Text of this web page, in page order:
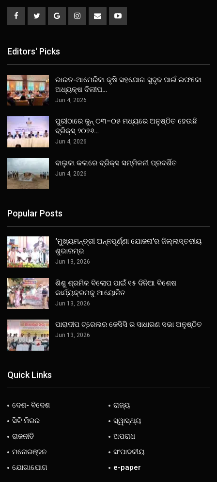
Editors' Picks
ଭାରତ-ଆମେରିକା କୃଷି ସହଯୋଗ ସୁଦୃଢ ପାଇଁ ଇଫକୋ
ଅଧ୍ୟକ୍ଷ ଦିଲୀପ…
Jun 4, 2026
ପୁରୀଠାରେ ଜୁନ୍ ୦୩–୦୫ ମଧ୍ୟରେ ଅନୁଷ୍ଠିତ ହେଉଛି
ବ୍ରିକ୍ସ୍ ୨୦୨୬…
Jun 4, 2026
ବାଲୁକା କଳାରେ ବ୍ରିକ୍ସ ସମ୍ମିଳନୀ ପ୍ରଦର୍ଶିତ
Jun 4, 2026
Popular Posts
‘ମୁଖ୍ୟମନ୍ତ୍ରୀ ଅନ୍ନପୂର୍ଣ୍ଣା ଯୋଜନା’ର ଜିଲ୍ଲାସ୍ତରୀୟ
ଶୁଭାରମ୍ଭ
Jun 13, 2026
ଶିଶୁ ଶ୍ରମିକ ବିଲୋପ ପାଇଁ ୧୫ ଦିନିଆ ବିଶେଷ
କାର୍ଯ୍ୟକ୍ରମକୁ ଆୟୋଜିତ
Jun 13, 2026
ପାରାଦୀପ ଟ୍ରେଲର ଜେସିସି ର ସାଧାରଣ ସଭା ଅନୁଷ୍ଠିତ
Jun 13, 2026
Quick Links
ଦେଶ- ବିଦେଶ
ରାଜ୍ୟ
ସିଟି ମିରର
ସ୍ୱାସ୍ଥ୍ୟ
ରାଜନୀତି
ଅପରାଧ
ମନୋରଞ୍ଜନ
ସଂପାଦକୀୟ
ଯୋଗାଯୋଗ
e-paper